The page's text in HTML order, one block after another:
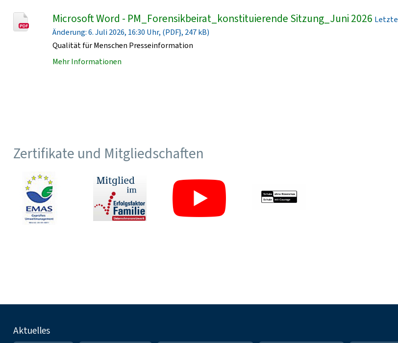
Microsoft Word - PM_Forensikbeirat_konstituierende Sitzung_Juni 2026 Letzte
Änderung: 6. Juli 2026, 16:30 Uhr, (PDF}, 247 kB)
Qualität für Menschen Presseinformation
Mehr Informationen
Zertifikate und Mitgliedschaften
Fußnavigation
Aktuelles